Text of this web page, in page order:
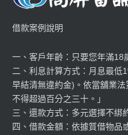
借款案例說明
一、客戶年齡：只要您年滿18
二、利息計算方式：月息最低
早結清無違約金)。依當舖業
不得超過百分之三十。」
三、還款方式：多元選擇不綁
四、借款金額：依據質借物品